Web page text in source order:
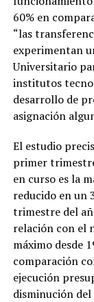
60% en
“las
experimentan
Universitario
institutos
desarrollo de
asignación
El estudio
primer
en curso es la
reducido en un
trimestre del
relación con el
máximo desde
comparación
ejecución
disminución del